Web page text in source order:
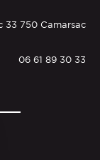
33 750 Camarsac
06 61 89 30 33